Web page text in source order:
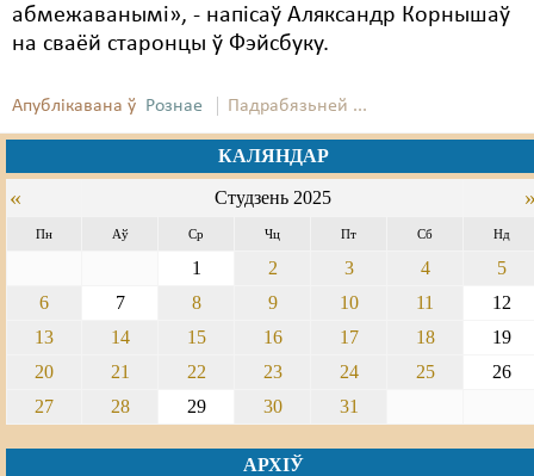
абмежаванымі», - напісаў Аляксандр Корнышаў
на сваёй старонцы ў Фэйсбуку.
Апублікавана ў Рознае Падрабязьней ...
КАЛЯНДАР
« Студзень 2025
Пн Аў Ср Чц Пт Сб Нд
1 2 3 4
5
6
7 8 9 10 11
12
13
14 15 16 17 18
19
20
21 22 23 24 25
26
27
28 29 30 31
АРХІЎ
Рознае
Свабода сумленьня
Правы працоўных
Сацыяльныя правы